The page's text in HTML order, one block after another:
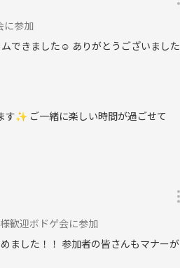
に参加
できました☺️ ありがとうございました
✨️ ご一緒に楽しい時間が過ごせて
歓迎ボドゲ会に参加
ました！！ 参加者の皆さんもマナーが